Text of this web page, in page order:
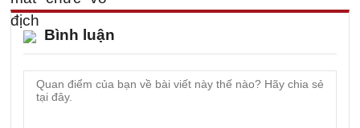
Bình luận